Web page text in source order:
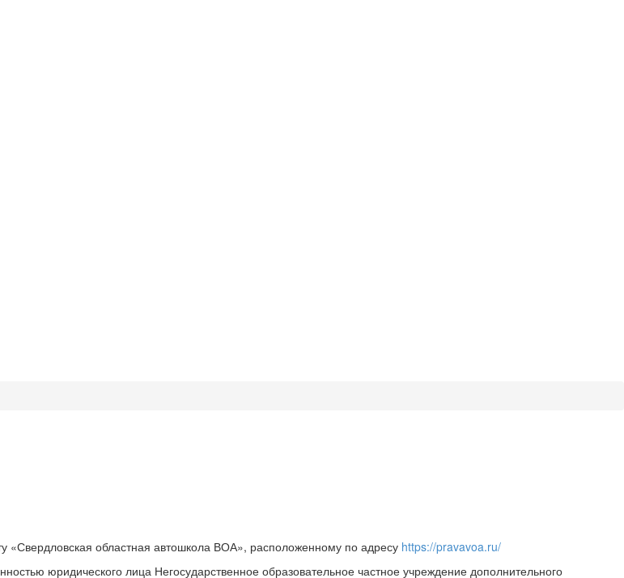
«Свердловская областная автошкола ВОА», расположенному по адресу https://pravavoa.ru/
юридического лица Негосударственное образовательное частное учреждение дополнительного